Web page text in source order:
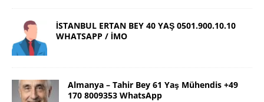
İSTANBUL ERTAN BEY 40 YAŞ 0501.900.10.10
WHATSAPP / İMO
Almanya – Tahir Bey 61 Yaş Mühendis +49
170 8009353 WhatsApp